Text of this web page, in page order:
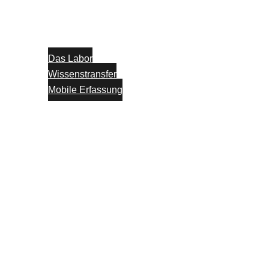
Das Labor
Wissenstransfer
Mobile Erfassung